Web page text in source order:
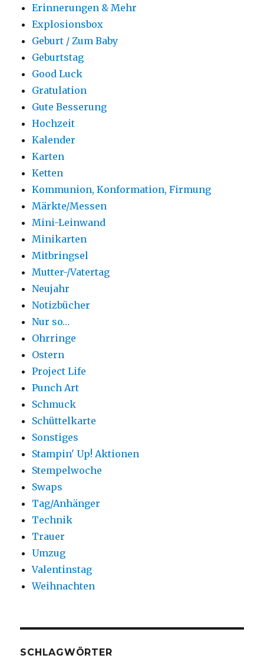
Erinnerungen & Mehr
Explosionsbox
Geburt / Zum Baby
Geburtstag
Good Luck
Gratulation
Gute Besserung
Hochzeit
Kalender
Karten
Ketten
Kommunion, Konformation, Firmung
Märkte/Messen
Mini-Leinwand
Minikarten
Mitbringsel
Mutter-/Vatertag
Neujahr
Notizbücher
Nur so…
Ohrringe
Ostern
Project Life
Punch Art
Schmuck
Schüttelkarte
Sonstiges
Stampin' Up! Aktionen
Stempelwoche
Swaps
Tag/Anhänger
Technik
Trauer
Umzug
Valentinstag
Weihnachten
SCHLAGWÖRTER